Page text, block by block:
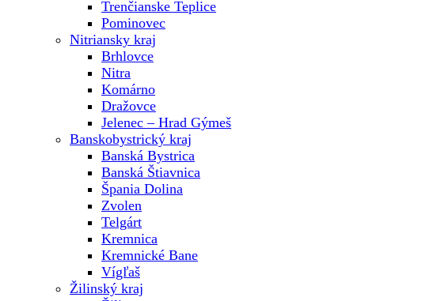
Trenčianske Teplice
Pominovec
Nitriansky kraj
Brhlovce
Nitra
Komárno
Dražovce
Jelenec – Hrad Gýmeš
Banskobystrický kraj
Banská Bystrica
Banská Štiavnica
Špania Dolina
Zvolen
Telgárt
Kremnica
Kremnické Bane
Vígľaš
Žilinský kraj